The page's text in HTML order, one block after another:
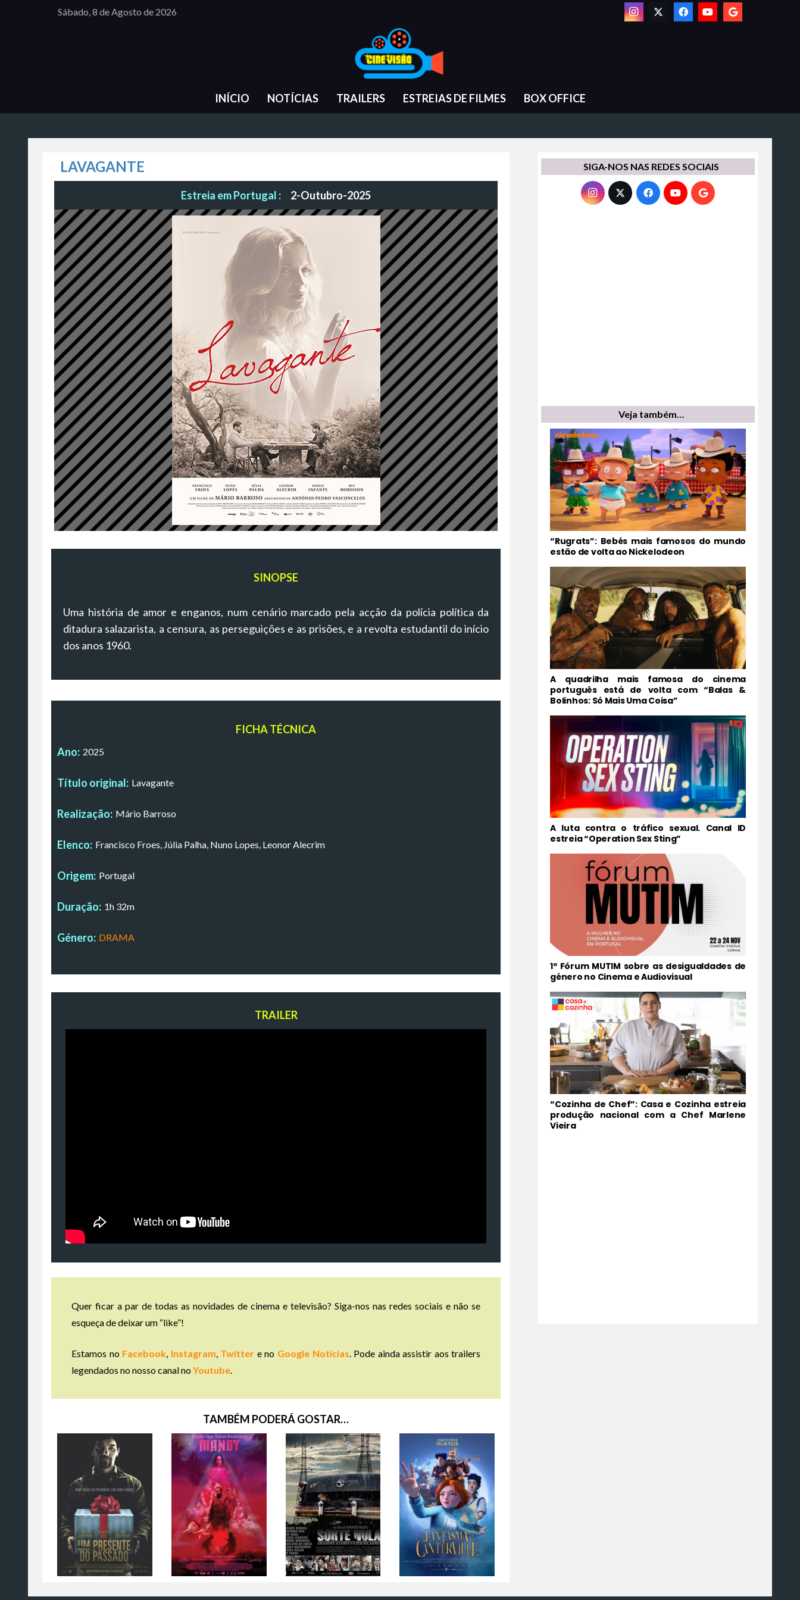
Sábado, 8 de Agosto de 2026
INÍCIO NOTÍCIAS TRAILERS ESTREIAS DE FILMES BOX OFFICE
LAVAGANTE
Estreia em Portugal : 2-Outubro-2025
SINOPSE
Uma história de amor e enganos, num cenário marcado pela acção da polícia política da
ditadura salazarista, a censura, as perseguições e as prisões, e a revolta estudantil do início
dos anos 1960.
FICHA TÉCNICA
Ano: 2025
Título original: Lavagante
Realização: Mário Barroso
Elenco: Francisco Froes, Júlia Palha, Nuno Lopes, Leonor Alecrim
Origem: Portugal
Duração: 1h 32m
Género: DRAMA
TRAILER
Quer ficar a par de todas as novidades de cinema e televisão? Siga-nos nas redes sociais e não se
esqueça de deixar um “like”!
Estamos no Facebook, Instagram, Twitter e no Google Notícias. Pode ainda assistir aos trailers
legendados no nosso canal noYoutube.
TAMBÉM PODERÁ GOSTAR…
SIGA-NOS NAS REDES SOCIAIS
Veja também…
“Rugrats”: Bebés mais famosos do mundo
estão de volta ao Nickelodeon
A quadrilha mais famosa do cinema
português está de volta com “Balas &
Bolinhos: Só Mais Uma Coisa”
A luta contra o tráfico sexual. Canal ID
estreia “Operation Sex Sting”
1º Fórum MUTIM sobre as desigualdades de
género no Cinema e Audiovisual
“Cozinha de Chef”: Casa e Cozinha estreia
produção nacional com a Chef Marlene
Vieira